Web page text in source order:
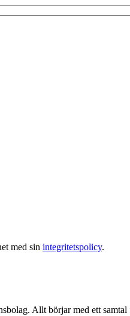
med sin integritetspolicy.
Allt börjar med ett